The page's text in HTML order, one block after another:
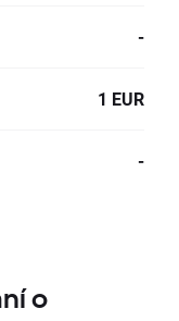
-
1 EUR
-
o